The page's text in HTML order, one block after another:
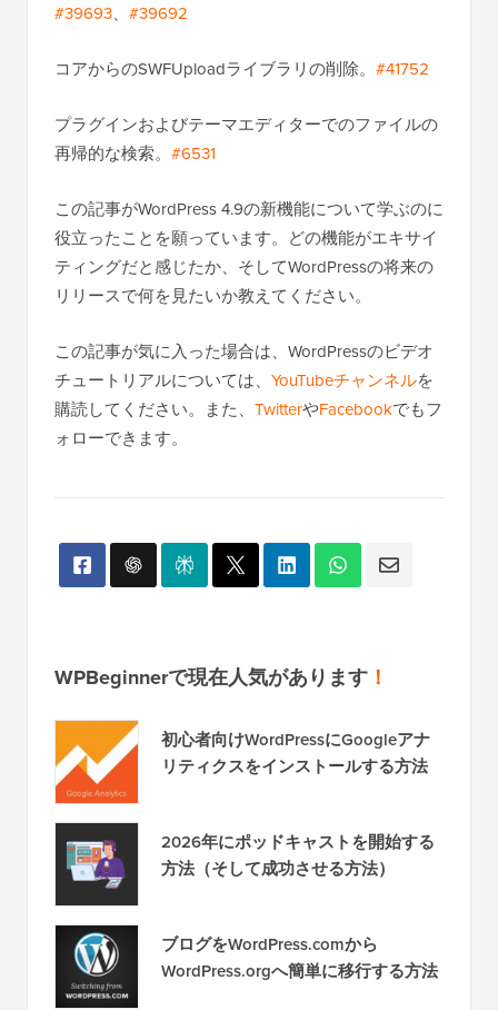
#39693、 #39692
コアからのSWFUploadライブラリの削除。 #41752
プラグインおよびテーマエディターでのファイルの
再帰的な検索。 #6531
この記事がWordPress 4.9の新機能について学ぶのに
役立ったことを願っています。どの機能がエキサイ
ティングだと感じたか、そしてWordPressの将来の
リリースで何を見たいか教えてください。
この記事が気に入った場合は、WordPressのビデオ
チュートリアルについては、 YouTubeチャンネルを
購読してください。また、 TwitterやFacebookでもフ
ォローできます。
WPBeginnerで現在人気があります ！
初心者向けWordPressにGoogleアナ
リティクスをインストールする方法
2026年にポッドキャストを開始する
方法（そして成功させる方法）
ブログをWordPress.comから
WordPress.orgへ簡単に移行する方法